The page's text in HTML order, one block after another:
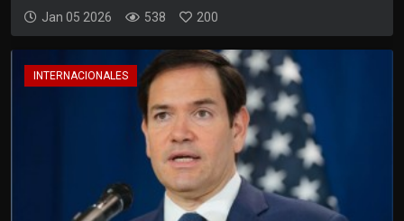
Jan 05 2026 538 200
INTERNACIONALES